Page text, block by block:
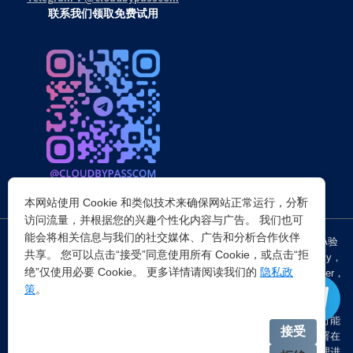
联系我们领取免费试用
突破所有反Anti-bot机器人检查，轻松绕过cloudflare验证、CAPTCHA验
证，WAF，CC防护和Cloudflare爬虫验证，并提供了HTTP API和Proxy，
包括接口地址、请求参数、返回处理；以及 Cloudflare反爬虫设置Referer，
，在中国大陆IP环境下直连时可能
会出现不稳定的情况，但您可以通过以下两种方式解决：一是将其部署在
×
本网站使用 Cookie 和类似技术来确保网站正常运行，分析
访问流量，并根据您的兴趣个性化内容与广告。 我们也可
能会将相关信息与我们的社交媒体、广告和分析合作伙伴
共享。 您可以点击“接受”同意使用所有 Cookie，或点击“拒
绝”仅使用必要 Cookie。 更多详情请阅读我们的 隐私政
策。
接受